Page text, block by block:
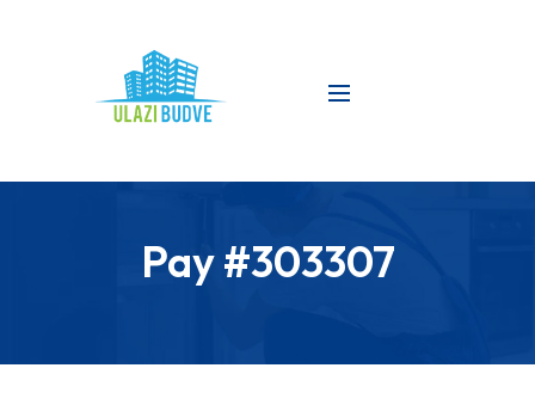
Pay #303307